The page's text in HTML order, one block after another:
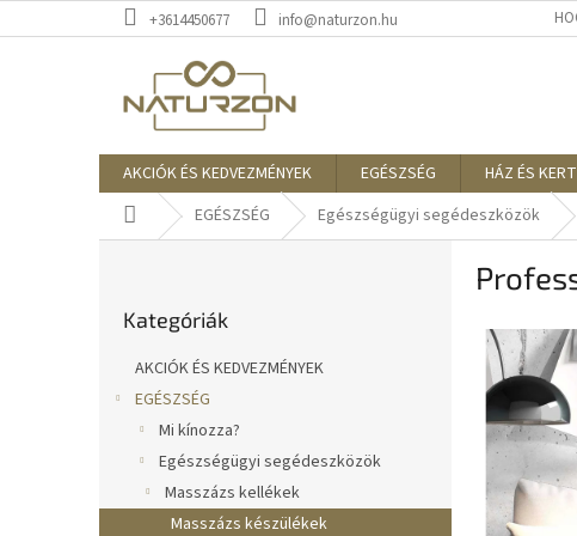
a
+3614450677 info@naturzon.hu
AKCIÓK ÉS KEDVEZMÉNYEK EGÉSZSÉG HÁZ ÉS KERT
KezdőlapEGÉSZSÉG Egészségügyi segédeszközök
e
átugrása
Kategóriák
AKCIÓK ÉS KEDVEZMÉNYEK
EGÉSZSÉG
Mi kínozza?
Egészségügyi segédeszközök
Masszázs kellékek
Masszázs készülékek